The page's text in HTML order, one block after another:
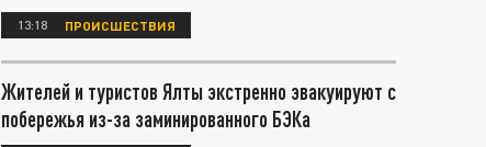
13:18 ПРОИСШЕСТВИЯ
Жителей и туристов Ялты экстренно эвакуируют с
побережья из-за заминированного БЭКа